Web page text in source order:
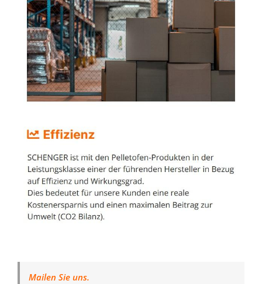
Mailen Sie uns.